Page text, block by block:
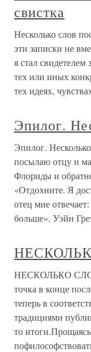
свистка
Несколько слов
эти записки не
я стал
тех или иных
тех идеях,
Эпилог.
Эпилог.
посылаю отцу и
Флориды и
«Отдохните. Я
отец мне
больше». Уэйн
НЕСКОЛЬКО
точка в конце
теперь в
традициями
то